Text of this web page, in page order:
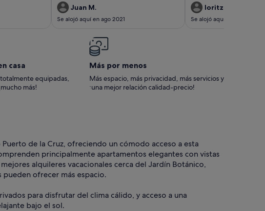
todo. Juan M.
Se alojó aquí en ago 2021
Estuvimos muy agusto, el
todo lo necesario para
larga temporada. Barbara es encantadora y
Ioritz Z.
Se alojó aquí en sept 2020
casa
equipadas,
más!
Más por menos
Más espacio, más privacidad, más servicios y
¡una mejor relación calidad-precio!
de la Cruz, ofreciendo un cómodo acceso a esta
principalmente apartamentos elegantes con vistas
alquileres vacacionales cerca del Jardín Botánico,
ofrecer más espacio.
para disfrutar del clima cálido, y acceso a una
bajo el sol.